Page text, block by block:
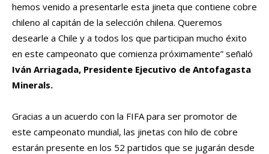
hemos venido a presentarle esta jineta que contiene cobre
chileno al capitán de la selección chilena. Queremos
desearle a Chile y a todos los que participan mucho éxito
en este campeonato que comienza próximamente” señaló
Iván Arriagada, Presidente Ejecutivo de Antofagasta
Minerals.
Gracias a un acuerdo con la FIFA para ser promotor de
este campeonato mundial, las jinetas con hilo de cobre
estarán presente en los 52 partidos que se jugarán desde